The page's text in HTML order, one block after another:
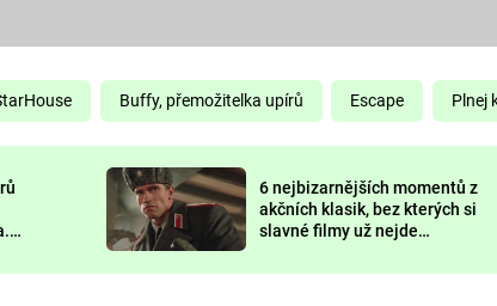
DELIVERANCE
Buffy, přemožitelka upírů Escape Plnej
6 nejbizarnějších momentů z
akčních klasik, bez kterých si
slavné filmy už nejde